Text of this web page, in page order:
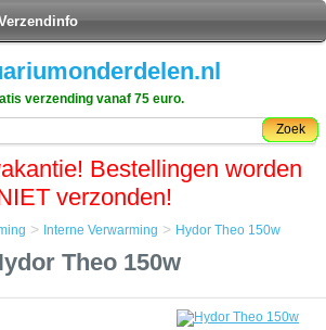
verzending vanaf 75 euro.
Zoek
Bestellingen worden
verzonden!
> Interne Verwarming > Hydor Theo 150w
Theo 150w